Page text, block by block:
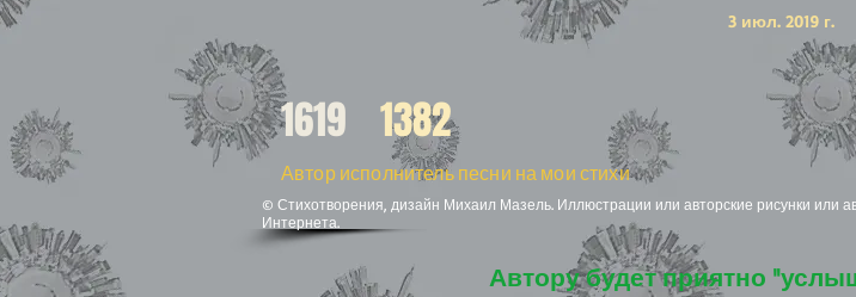
3 июл. 2019 г.
1619 1382
Автор исполнитель песни на мои стихи
© Стихотворения, дизайн Михаил Мазель. Иллюстрации или авторские рисунки или
Интернета.
Автору будет приятно